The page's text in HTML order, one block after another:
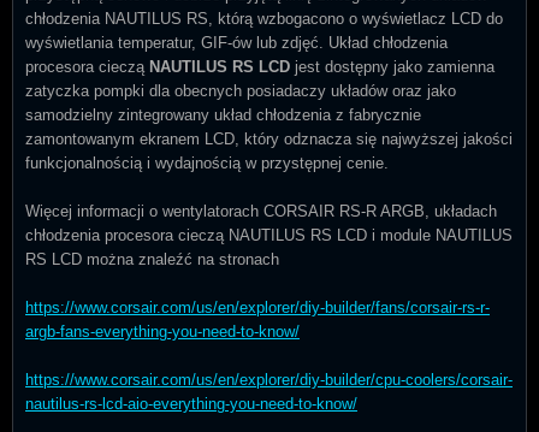
chłodzenia NAUTILUS RS, którą wzbogacono o wyświetlacz LCD do
wyświetlania temperatur, GIF-ów lub zdjęć. Układ chłodzenia
procesora cieczą NAUTILUS RS LCD jest dostępny jako zamienna
zatyczka pompki dla obecnych posiadaczy układów oraz jako
samodzielny zintegrowany układ chłodzenia z fabrycznie
zamontowanym ekranem LCD, który odznacza się najwyższej jakości
funkcjonalnością i wydajnością w przystępnej cenie.
Więcej informacji o wentylatorach CORSAIR RS-R ARGB, układach
chłodzenia procesora cieczą NAUTILUS RS LCD i module NAUTILUS
RS LCD można znaleźć na stronach
https://www.corsair.com/us/en/explorer/diy-builder/fans/corsair-rs-r-
argb-fans-everything-you-need-to-know/
https://www.corsair.com/us/en/explorer/diy-builder/cpu-coolers/corsair-
nautilus-rs-lcd-aio-everything-you-need-to-know/